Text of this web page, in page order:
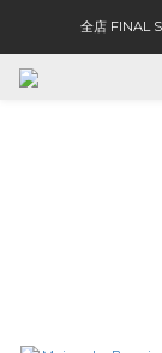
全店 FINAL